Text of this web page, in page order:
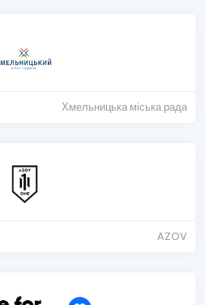
Хмельницька міська рада
AZOV